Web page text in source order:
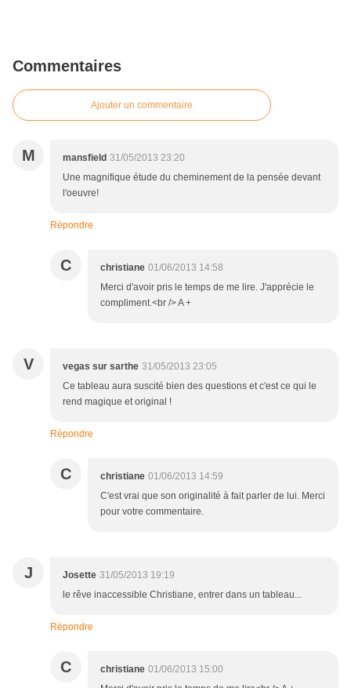
Commentaires
Ajouter un commentaire
M mansfield 31/05/2013 23:20
Une magnifique étude du cheminement de la pensée devant
l'oeuvre!
Répondre
C christiane 01/06/2013 14:58
Merci d'avoir pris le temps de me lire. J'apprécie le
compliment.<br /> A +
V vegas sur sarthe 31/05/2013 23:05
Ce tableau aura suscité bien des questions et c'est ce qui le
rend magique et original !
Répondre
C christiane 01/06/2013 14:59
C'est vrai que son originalité à fait parler de lui. Merci
pour votre commentaire.
J Josette 31/05/2013 19:19
le rêve inaccessible Christiane, entrer dans un tableau...
Répondre
C christiane 01/06/2013 15:00